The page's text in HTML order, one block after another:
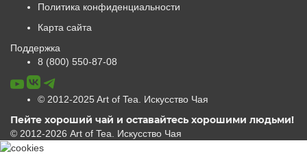
Политика конфиденциальности
Карта сайта
Поддержка
8 (800) 550-87-08
© 2012-2025 Art of Tea. Искусство Чая
Пейте хороший чай и оставайтесь хорошими людьми!
© 2012-2026 Art of Tea. Искусство Чая